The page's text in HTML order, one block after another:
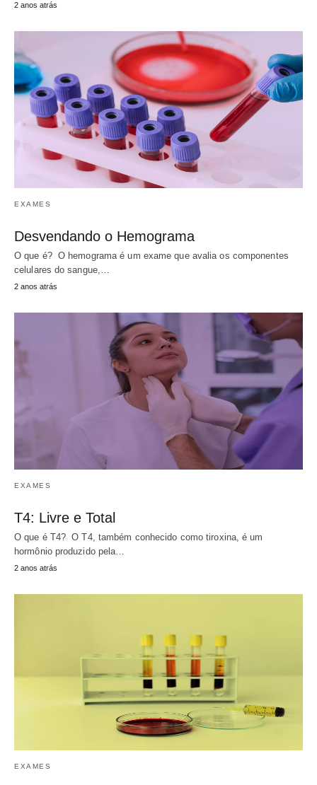
2 anos atrás
EXAMES
Desvendando o Hemograma
O que é? O hemograma é um exame que avalia os componentes
celulares do sangue,…
2 anos atrás
EXAMES
T4: Livre e Total
O que é T4? O T4, também conhecido como tiroxina, é um
hormônio produzido pela…
2 anos atrás
EXAMES